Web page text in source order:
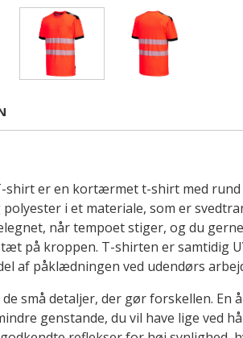
shirt er en kortærmet t-shirt med rund
i et materiale, som er
når tempoet stiger, og du
på kroppen. T-shirten er samtidig
af påklædningen ved udendørs
små detaljer, der gør forskellen. En
genstande, du vil have lige ved